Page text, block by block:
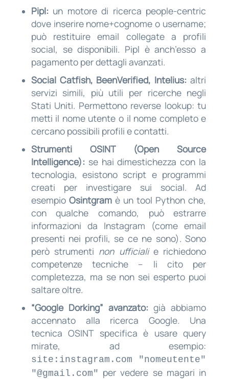
Pipl:un motore di ricerca people-centric
dove inserire nome+cognome o username;
può restituire email collegate a profili
social, se disponibili. Pipl è anch’esso a
pagamento per dettagli avanzati.
Social Catfish, BeenVerified, Intelius: altri
servizi simili, più utili per ricerche negli
Stati Uniti. Permettono reverse lookup: tu
metti il nome utente o il nome completo e
cercano possibili profili e contatti.
Strumenti OSINT (Open Source
Intelligence):se hai dimestichezza con la
tecnologia, esistono script e programmi
creati per investigare sui social. Ad
esempio Osintgramè un tool Python che,
con qualche comando, può estrarre
informazioni da Instagram (come email
presenti nei profili, se ce ne sono). Sono
però strumenti non ufficialie richiedono
competenze tecniche – li cito per
completezza, ma se non sei esperto puoi
saltare oltre.
“Google Dorking” avanzato: già abbiamo
accennato alla ricerca Google. Una
tecnica OSINT specifica è usare query
mirate, ad esempio:
site:instagram.com "nomeutente"
"@gmail.com" per vedere se magari in